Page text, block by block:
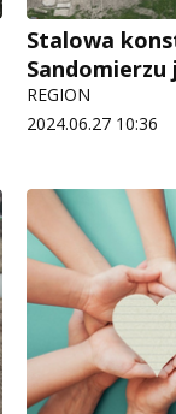
Stalowa
REGION
2024.06.27 10:36